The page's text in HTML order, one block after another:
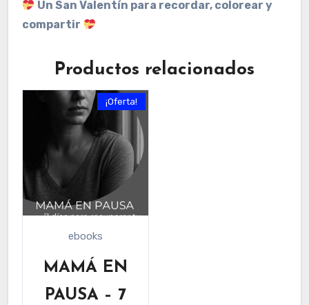
Un San Valentín para recordar, colorear y
compartir
Productos relacionados
¡Oferta!
ebooks
MAMÁ EN
PAUSA – 7